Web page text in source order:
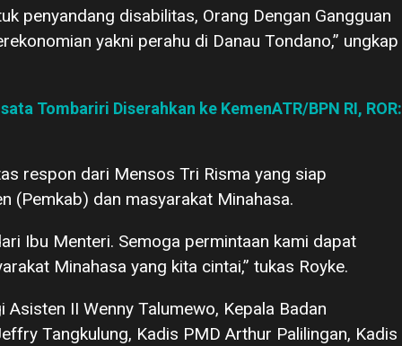
penyandang disabilitas, Orang Dengan Gangguan
yakni perahu di Danau Tondano,” ungkap
Tombariri Diserahkan ke KemenATR/BPN RI, ROR:
respon dari Mensos Tri Risma yang siap
(Pemkab) dan masyarakat Minahasa.
Ibu Menteri. Semoga permintaan kami dapat
Minahasa yang kita cintai,” tukas Royke.
Asisten II Wenny Talumewo, Kepala Badan
Tangkulung, Kadis PMD Arthur Palilingan, Kadis